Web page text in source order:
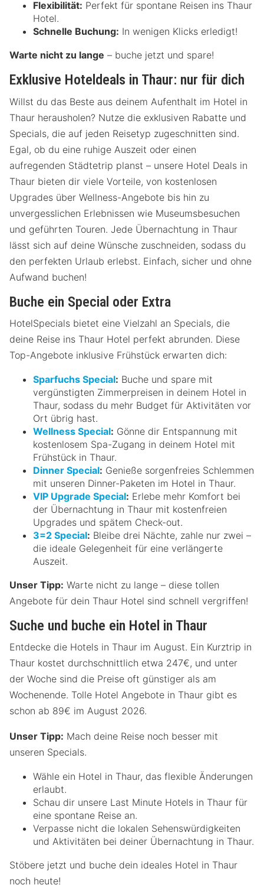
Flexibilität: Perfekt für spontane Reisen ins Thaur
Hotel.
Schnelle Buchung: In wenigen Klicks erledigt!
Warte nicht zu lange – buche jetzt und spare!
Exklusive Hoteldeals in Thaur: nur für dich
Willst du das Beste aus deinem Aufenthalt im Hotel in
Thaur herausholen? Nutze die exklusiven Rabatte und
Specials, die auf jeden Reisetyp zugeschnitten sind.
Egal, ob du eine ruhige Auszeit oder einen
aufregenden Städtetrip planst – unsere Hotel Deals in
Thaur bieten dir viele Vorteile, von kostenlosen
Upgrades über Wellness-Angebote bis hin zu
unvergesslichen Erlebnissen wie Museumsbesuchen
und geführten Touren. Jede Übernachtung in Thaur
lässt sich auf deine Wünsche zuschneiden, sodass du
den perfekten Urlaub erlebst. Einfach, sicher und ohne
Aufwand buchen!
Buche ein Special oder Extra
HotelSpecials bietet eine Vielzahl an Specials, die
deine Reise ins Thaur Hotel perfekt abrunden. Diese
Top-Angebote inklusive Frühstück erwarten dich:
Sparfuchs Special: Buche und spare mit
vergünstigten Zimmerpreisen in deinem Hotel in
Thaur, sodass du mehr Budget für Aktivitäten vor
Ort übrig hast.
Wellness Special: Gönne dir Entspannung mit
kostenlosem Spa-Zugang in deinem Hotel mit
Frühstück in Thaur.
Dinner Special: Genieße sorgenfreies Schlemmen
mit unseren Dinner-Paketen im Hotel in Thaur.
VIP Upgrade Special: Erlebe mehr Komfort bei
der Übernachtung in Thaur mit kostenfreien
Upgrades und spätem Check-out.
3=2 Special: Bleibe drei Nächte, zahle nur zwei –
die ideale Gelegenheit für eine verlängerte
Auszeit.
Unser Tipp: Warte nicht zu lange – diese tollen
Angebote für dein Thaur Hotel sind schnell vergriffen!
Suche und buche ein Hotel in Thaur
Entdecke die Hotels in Thaur im August. Ein Kurztrip in
Thaur kostet durchschnittlich etwa 247€, und unter
der Woche sind die Preise oft günstiger als am
Wochenende. Tolle Hotel Angebote in Thaur gibt es
schon ab 89€ im August 2026.
Unser Tipp: Mach deine Reise noch besser mit
unseren Specials.
Wähle ein Hotel in Thaur, das flexible Änderungen
erlaubt.
Schau dir unsere Last Minute Hotels in Thaur für
eine spontane Reise an.
Verpasse nicht die lokalen Sehenswürdigkeiten
und Aktivitäten bei deiner Übernachtung in Thaur.
Stöbere jetzt und buche dein ideales Hotel in Thaur
noch heute!